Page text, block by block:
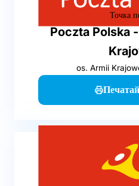
Точка
Poczta Polska
os. Armii